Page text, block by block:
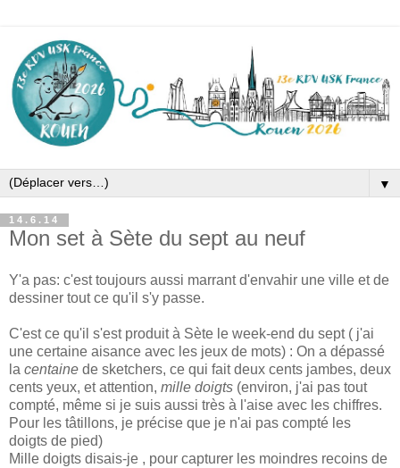
▼
14.6.14
Mon set à Sète du sept au neuf
Y'a pas: c'est toujours aussi marrant d'envahir une ville et de
dessiner tout ce qu'il s'y passe.
C'est ce qu'il s'est produit à Sète le week-end du sept ( j'ai
une certaine aisance avec les jeux de mots) : On a dépassé
la centaine de sketchers, ce qui fait deux cents jambes, deux
cents yeux, et attention, mille doigts (environ, j'ai pas tout
compté, même si je suis aussi très à l'aise avec les chiffres.
Pour les tâtillons, je précise que je n'ai pas compté les
doigts de pied)
Mille doigts disais-je , pour capturer les moindres recoins de